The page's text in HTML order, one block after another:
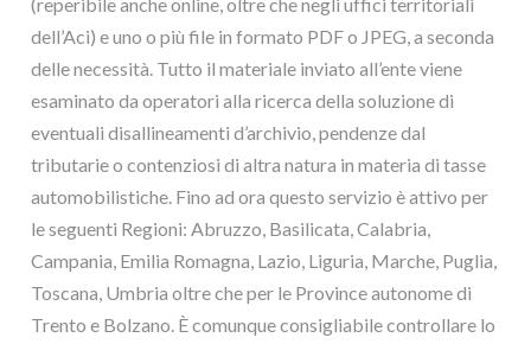
dell’Aci) e uno o più file in formato PDF o JPEG, a seconda
delle necessità. Tutto il materiale inviato all’ente viene
esaminato da operatori alla ricerca della soluzione di
eventuali disallineamenti d’archivio, pendenze dal
tributarie o contenziosi di altra natura in materia di tasse
automobilistiche. Fino ad ora questo servizio è attivo per
le seguenti Regioni: Abruzzo, Basilicata, Calabria,
Campania, Emilia Romagna, Lazio, Liguria, Marche, Puglia,
Toscana, Umbria oltre che per le Province autonome di
Trento e Bolzano. È comunque consigliabile controllare lo